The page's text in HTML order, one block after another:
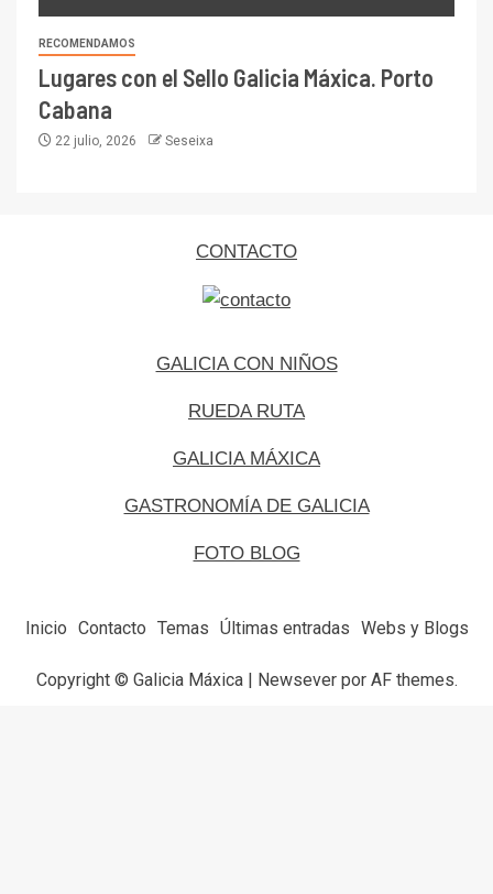
RECOMENDAMOS
Lugares con el Sello Galicia Máxica. Porto
Cabana
22 julio, 2026 Seseixa
CONTACTO
GALICIA CON NIÑOS
RUEDA RUTA
GALICIA MÁXICA
GASTRONOMÍA DE GALICIA
FOTO BLOG
Inicio Contacto Temas Últimas entradas Webs y Blogs
Copyright © Galicia Máxica | Newseverpor AF themes.